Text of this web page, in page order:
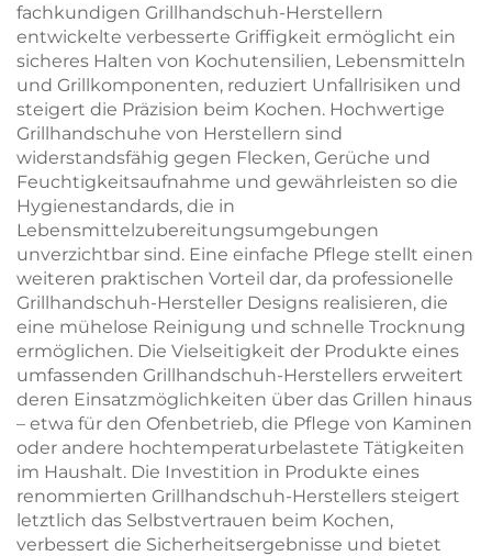
fachkundigen Grillhandschuh-Herstellern
entwickelte verbesserte Griffigkeit ermöglicht ein
sicheres Halten von Kochutensilien, Lebensmitteln
und Grillkomponenten, reduziert Unfallrisiken und
steigert die Präzision beim Kochen. Hochwertige
Grillhandschuhe von Herstellern sind
widerstandsfähig gegen Flecken, Gerüche und
Feuchtigkeitsaufnahme und gewährleisten so die
Hygienestandards, die in
Lebensmittelzubereitungsumgebungen
unverzichtbar sind. Eine einfache Pflege stellt einen
weiteren praktischen Vorteil dar, da professionelle
Grillhandschuh-Hersteller Designs realisieren, die
eine mühelose Reinigung und schnelle Trocknung
ermöglichen. Die Vielseitigkeit der Produkte eines
umfassenden Grillhandschuh-Herstellers erweitert
deren Einsatzmöglichkeiten über das Grillen hinaus
– etwa für den Ofenbetrieb, die Pflege von Kaminen
oder andere hochtemperaturbelastete Tätigkeiten
im Haushalt. Die Investition in Produkte eines
renommierten Grillhandschuh-Herstellers steigert
letztlich das Selbstvertrauen beim Kochen,
verbessert die Sicherheitsergebnisse und bietet